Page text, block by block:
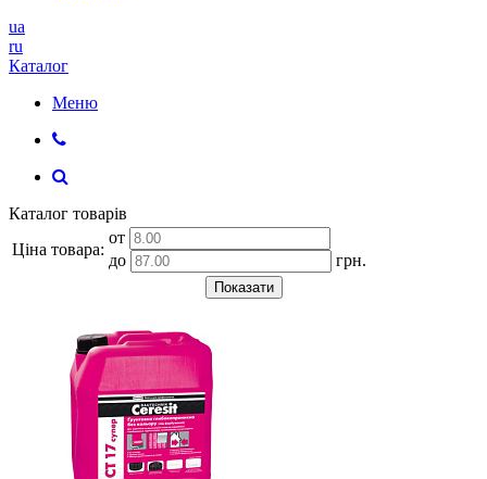
ua
ru
Каталог
Меню
Каталог товарів
Ціна товара:
от
до
грн.
Показати